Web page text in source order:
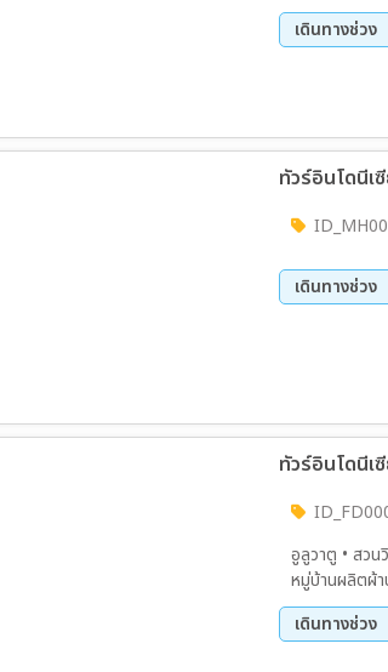
เดินทางช่วง
30 ต.ค.
20 พ.ย.
11 ธ.ค. 69
ทัวร์อินโดนีเ
เดินทางช่วง
ทัวร์อินโดนีเ
อูลูวาตู • สวน
หมู่บ้านผลิตผ้า
า • หาดนูซาดั
เดินทางช่วง